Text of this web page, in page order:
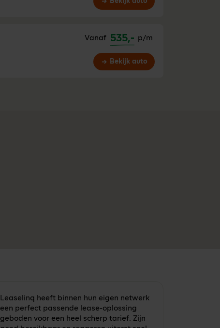
Vanaf 535,- p/m
Bekijk auto
Leaselinq heeft binnen hun eigen netwerk
een perfect passende lease-oplossing
geboden voor een heel scherp tarief. Zijn